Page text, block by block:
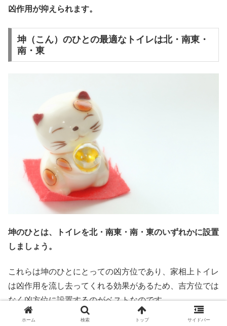
凶作用が抑えられます。
坤（こん）のひとの最適なトイレは北・南東・
南・東
坤のひとは、トイレを北・南東・南・東のいずれかに設置
しましょう。
これらは坤のひとにとっての凶方位であり、家相上トイレ
は凶作用を流し去ってくれる効果があるため、吉方位では
なく凶方位に設置するのがベストなのです。
ホーム 検索 トップ サイドバー